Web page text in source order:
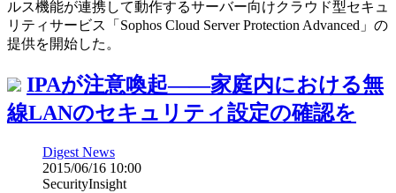
ルス機能が連携して動作するサーバー向けクラウド型セキュ
リティサービス「Sophos Cloud Server Protection Advanced」の
提供を開始した。
IPAが注意喚起――家庭内における無
線LANのセキュリティ設定の確認を
Digest News
2015/06/16 10:00
SecurityInsight